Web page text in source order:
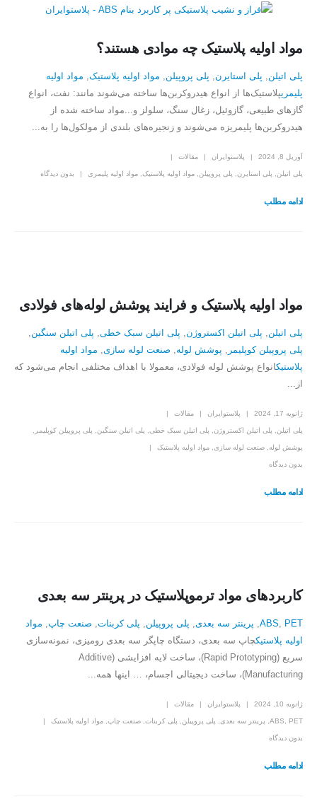
مواد اولیه پلاستیک چه موادی هستند؟
پلی اتیلن پلی استایرن پلی پروپیلن مواد اولیه پلاستیک مواد اولیه
پلیمریپلاستیک‌ها از انواع هیدروکربن‌ها ساخته می‌شوند مانند: نفت، انواع
گازهای طبیعی، گازوئیل، زغال سنگ، سلولز و...مواد ساخته شده از
هیدروکربن‌ها پلیمریزه می‌شوند و زنجیره‌های بلندی از مولکول‌ها را به...
آوریل 8, 2024 پلاستوایران مقالات
پلی اتیلن, پلی استایرن, پلی پروپیلن, مواد اولیه پلاستیک, مواد اولیه پلیمری بدون دیدگاه
ادامه مطلب
مواد اولیه پلاستیک و فرایند پوشش لوله‌های فولادی
پلی اتیلن پلی اتیلن اکستروژن پلی اتیلن سبک خطی پلی اتیلن سنگین
پلی پروپیلن کوپلیمر
پوشش لوله صنعت لوله سازی
مواد اولیه
پلاستیکانواع پوشش لوله فولادی، معمولا با اهداف مختلفی انجام می‌شود که
از...
ژانویه 17, 2024 پلاستوایران مقالات
پلی اتیلن, پلی اتیلن اکستروژن, پلی اتیلن سبک خطی, پلی اتیلن سنگین, پلی پروپیلن کوپلیمر ,
پوشش لوله, صنعت لوله سازی, مواد اولیه پلاستیک
بدون دیدگاه
ادامه مطلب
کاربردهای مواد ترموپلاستیک در پرینتر سه بعدی
ABS PET پرینتر سه بعدی پلی پروپیلن پلی کربنات صنعت چاپ مواد
اولیه پلاستیکچاپ سه بعدی، دستگاه چاپگر سه بعدی رومیزی، نمونه‌سازی
سریع (Rapid Prototyping)، ساخت لایه افزایشی (Additive
Manufacturing)، ساخت دیجیتالی اجسام، … اینها همه...
ژانویه 10, 2024 پلاستوایران مقالات
ABS, PET
, پرینتر سه بعدی, پلی پروپیلن, پلی کربنات, صنعت چاپ, مواد اولیه پلاستیک
بدون دیدگاه
ادامه مطلب